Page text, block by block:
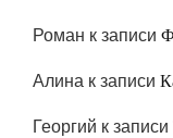
Роман к записи
Алина к записи
Георгий к записи